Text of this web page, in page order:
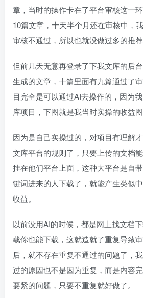
章，当时的操作卡在了平台审核这一
10篇文章，十天半个月还在审核中，
审核不通过，所以也就没做过多的推荐
但前几天无意再登录了下我文库的后
生成的文章，十篇里面有九篇通过了
目完全是可以通过AI去操作的，因为
库项目，下图就是我当时实操的收益图
因为是自己实操过的，对项目有理解
文库平台的规则了，只要上传的文档
挂在他们平台上面，这种大平台是自
键词进来的人下载了，就能产生类似
收益。
以前没用AI的时候，都是网上找文档
载你也能下载，这就造就了重复导致
后，就不存在重复不通过的问题了，
过的原因也不是因为重复，而是内容
要紧的问题，只要不重复就好做了。